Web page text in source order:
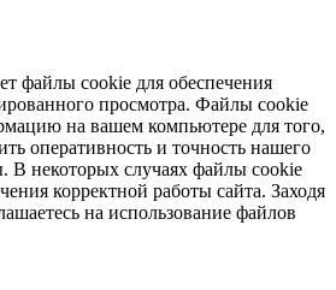
файлы cookie для обеспечения
просмотра. Файлы cookie
на вашем компьютере для того,
оперативность и точность нашего
В некоторых случаях файлы cookie
корректной работы сайта. Заходя
на использование файлов